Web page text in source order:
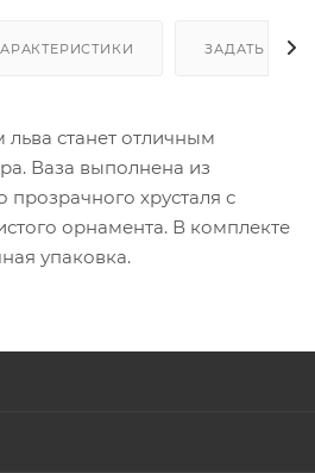
ЗАДАТЬ
станет отличным
Ваза выполнена из
прозрачного хрусталя с
орнамента. В комплекте
упаковка.